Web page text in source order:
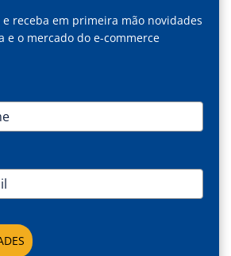
receba em primeira mão novidades
e o mercado do e-commerce